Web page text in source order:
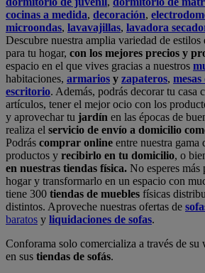
cocinas a medida, decoración,
microondas, lavavajillas, lavadora
Descubre nuestra amplia variedad de
para tu hogar, con los mejores precios y
espacio en el que vives gracias a nuestros
habitaciones, armarios y zapateros,
escritorio. Además, podrás decorar tu casa
artículos, tener el mejor ocio con los
y aprovechar tu jardín en las épocas de
realiza el servicio de envío a domicilio
Podrás comprar online entre nuestra gama
productos y recibirlo en tu domicilio, o
en nuestras tiendas física. No esperes más
hogar y transformarlo en un espacio con
tiene 300 tiendas de muebles físicas
distintos. Aproveche nuestras ofertas de
baratos y liquidaciones de sofas.
Conforama solo comercializa a través de su
en sus tiendas de sofás.